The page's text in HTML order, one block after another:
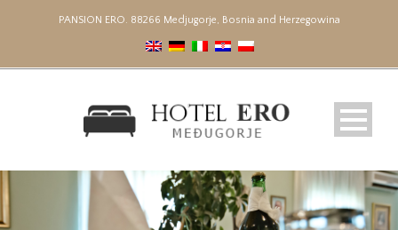
PANSION ERO. 88266 Medjugorje, Bosnia and Herzegowina